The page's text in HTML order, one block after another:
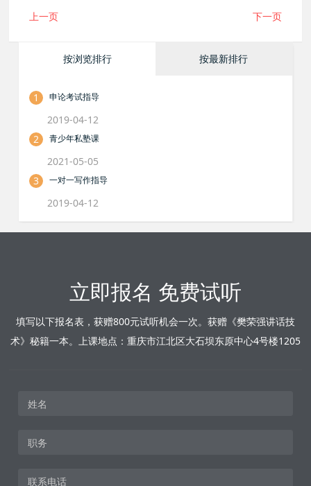
上一页 下一页
按浏览排行 按最新排行
1 申论考试指导
2019-04-12
2
青少年私塾课
2021-05-05
3
一对一写作指导
2019-04-12
立即报名 免费试听
填写以下报名表，获赠800元试听机会一次。获赠《樊荣强讲话技
术》秘籍一本。上课地点：重庆市江北区大石坝东原中心4号楼1205